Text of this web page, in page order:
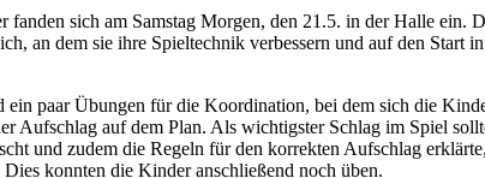
sich am Samstag Morgen, den 21.5. in der Halle ein.
an dem sie ihre Spieltechnik verbessern und auf den Start
paar Übungen für die Koordination, bei dem sich die
Aufschlag auf dem Plan. Als wichtigster Schlag im Spiel
und zudem die Regeln für den korrekten Aufschlag
konnten die Kinder anschließend noch üben.